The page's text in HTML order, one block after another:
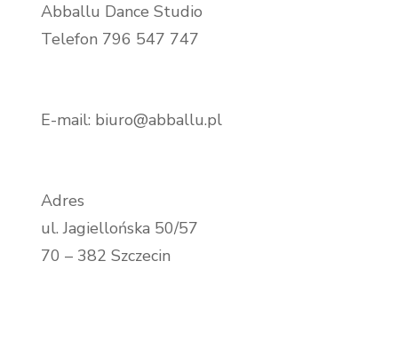
Abballu Dance Studio
Telefon 796 547 747
E-mail: biuro@abballu.pl
Adres
ul. Jagiellońska 50/57
70 – 382 Szczecin